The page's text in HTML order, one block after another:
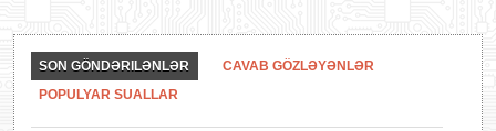
IT LÜĞƏT
SON GÖNDƏRILƏNLƏR
CAVAB GÖZLƏYƏNLƏR
POPULYAR SUALLAR